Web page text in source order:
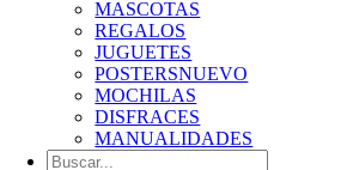
MASCOTAS
REGALOS
JUGUETES
POSTERSNUEVO
MOCHILAS
DISFRACES
MANUALIDADES
Buscar: